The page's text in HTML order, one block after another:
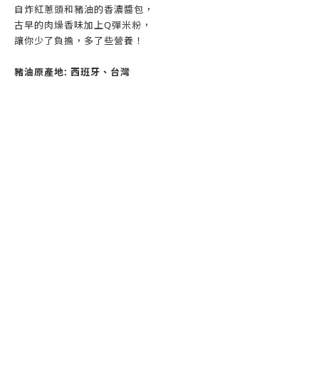
自炸紅蔥頭和豬油的香濃醬包，
古早的肉燥香味加上Q彈米粉，
讓你少了負擔，多了些營養！
豬油原產地: 西班牙、台灣